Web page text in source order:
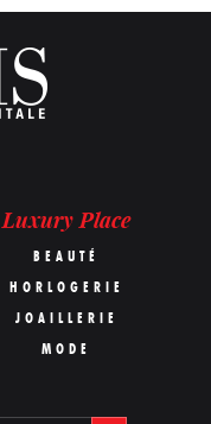
Luxury Place
BEAUTÉ
HORLOGERIE
JOAILLERIE
MODE